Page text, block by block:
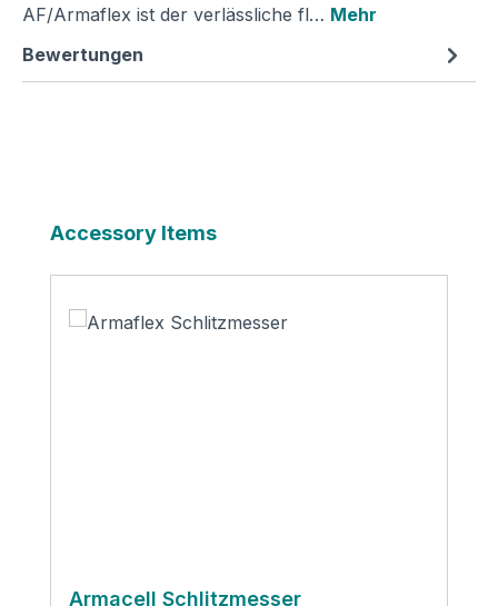
AF/Armaflex ist der verlässliche fl… Mehr
Bewertungen
Produktgalerie überspringen
Accessory Items
Armacell Schlitzmesser